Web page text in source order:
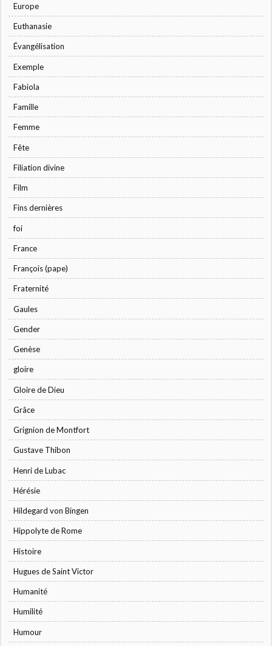
Europe
Euthanasie
Évangélisation
Exemple
Fabiola
Famille
Femme
Fête
Filiation divine
Film
Fins dernières
foi
France
François (pape)
Fraternité
Gaules
Gender
Genèse
gloire
Gloire de Dieu
Grâce
Grignion de Montfort
Gustave Thibon
Henri de Lubac
Hérésie
Hildegard von Bingen
Hippolyte de Rome
Histoire
Hugues de Saint Victor
Humanité
Humilité
Humour